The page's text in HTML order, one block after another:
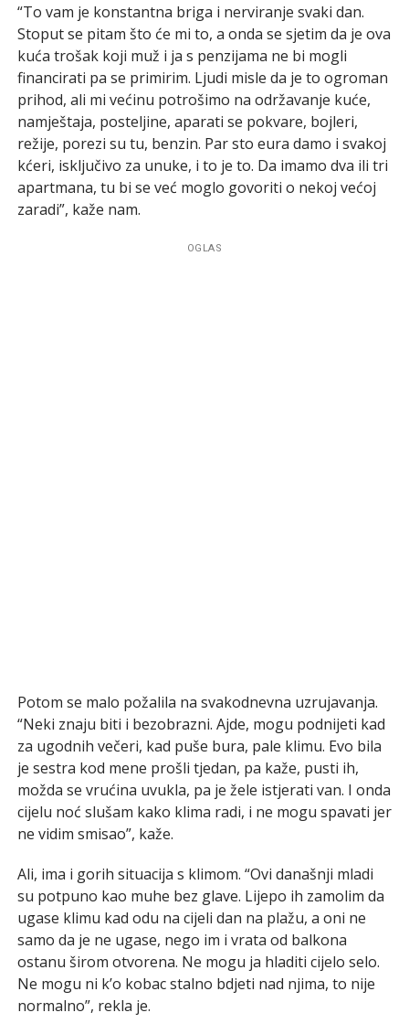
“To vam je konstantna briga i nerviranje svaki dan.
Stoput se pitam što će mi to, a onda se sjetim da je ova
kuća trošak koji muž i ja s penzijama ne bi mogli
financirati pa se primirim. Ljudi misle da je to ogroman
prihod, ali mi većinu potrošimo na održavanje kuće,
namještaja, posteljine, aparati se pokvare, bojleri,
režije, porezi su tu, benzin. Par sto eura damo i svakoj
kćeri, isključivo za unuke, i to je to. Da imamo dva ili tri
apartmana, tu bi se već moglo govoriti o nekoj većoj
zaradi”, kaže nam.
OGLAS
Potom se malo požalila na svakodnevna uzrujavanja.
“Neki znaju biti i bezobrazni. Ajde, mogu podnijeti kad
za ugodnih večeri, kad puše bura, pale klimu. Evo bila
je sestra kod mene prošli tjedan, pa kaže, pusti ih,
možda se vrućina uvukla, pa je žele istjerati van. I onda
cijelu noć slušam kako klima radi, i ne mogu spavati jer
ne vidim smisao”, kaže.
Ali, ima i gorih situacija s klimom. “Ovi današnji mladi
su potpuno kao muhe bez glave. Lijepo ih zamolim da
ugase klimu kad odu na cijeli dan na plažu, a oni ne
samo da je ne ugase, nego im i vrata od balkona
ostanu širom otvorena. Ne mogu ja hladiti cijelo selo.
Ne mogu ni k’o kobac stalno bdjeti nad njima, to nije
normalno”, rekla je.